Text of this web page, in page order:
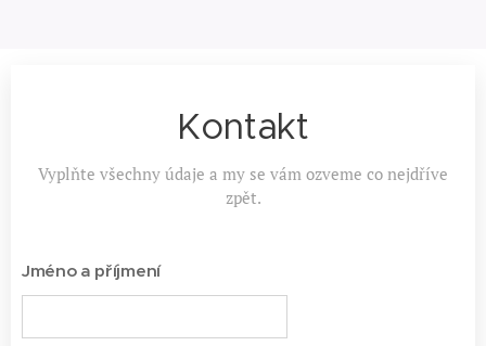
Kontakt
Vyplňte všechny údaje a my se vám ozveme co nejdříve
zpět.
Jméno a příjmení